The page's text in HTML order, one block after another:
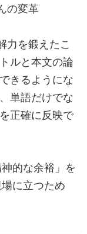
の変革
力を鍛えたこ
ルと本文の論
きるようにな
単語だけでな
正確に反映で
的な余裕」を
に立つため